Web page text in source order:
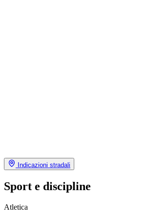
Indicazioni stradali
Sport e discipline
Atletica